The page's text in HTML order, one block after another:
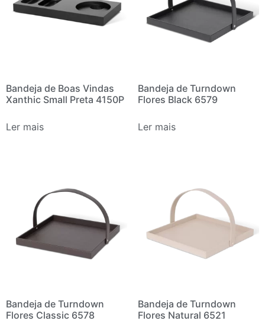
Bandeja de Boas Vindas
Xanthic Small Preta 4150P
Ler mais
Bandeja de Turndown
Flores Black 6579
Ler mais
Bandeja de Turndown
Flores Classic 6578
Bandeja de Turndown
Flores Natural 6521